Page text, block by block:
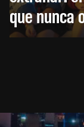
que nunca